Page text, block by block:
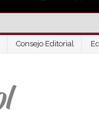
Consejo Editorial